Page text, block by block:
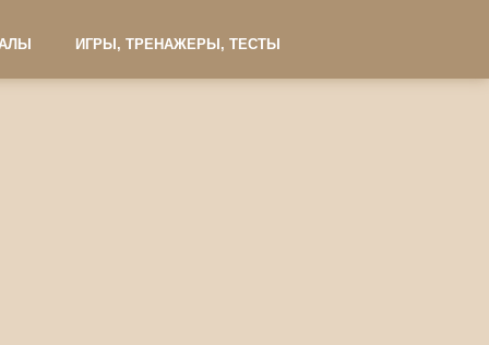
ИГРЫ, ТРЕНАЖЕРЫ, ТЕСТЫ